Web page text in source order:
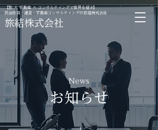
【旅 × 不動産 × コンサルティングで世界を結ぶ】
民泊投資・運営・不動産コンサルティングの旅結株式会社
旅結株式会社
News
お知らせ